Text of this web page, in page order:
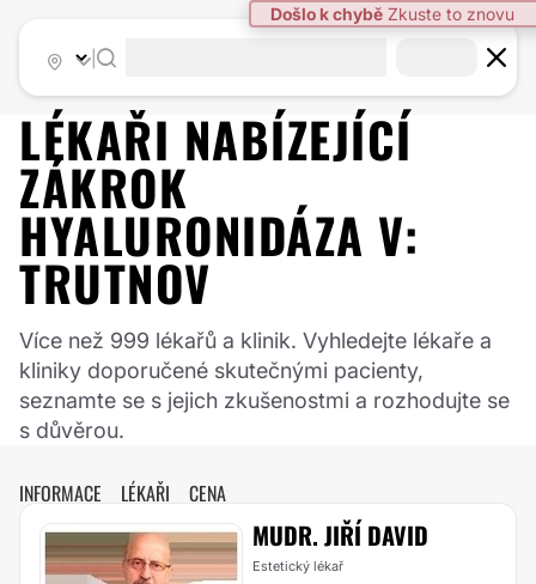
LÉKAŘI NABÍZEJÍCÍ
ZÁKROK
HYALURONIDÁZA V:
TRUTNOV
Více než 999 lékařů a klinik. Vyhledejte lékaře a
kliniky doporučené skutečnými pacienty,
seznamte se s jejich zkušenostmi a rozhodujte se
s důvěrou.
INFORMACE LÉKAŘI CENA
MUDR. JIŘÍ DAVID
Estetický lékař